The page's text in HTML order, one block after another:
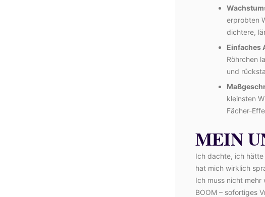
erprobten
dichtere,
Einfaches
Röhrchen
und
kleinsten
Fächer-
MEIN
Ich dachte, ich
hat mich wirklich
Ich muss nicht
BOOM – sofortiges